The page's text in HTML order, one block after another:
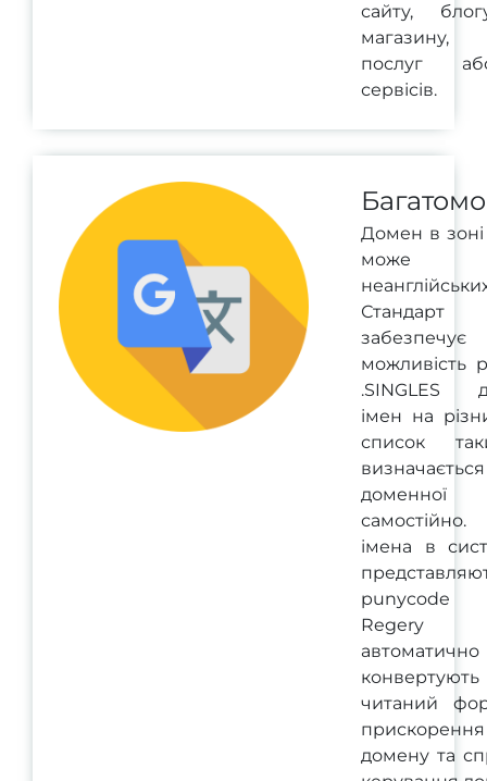
сайту,
магазину,
послуг
сервісів.
Домен в зоні
може
забезпечує
можливість
.SINGLES
імен на
список
доменної
імена в
punycode
Regery
автоматично
читаний
домену та